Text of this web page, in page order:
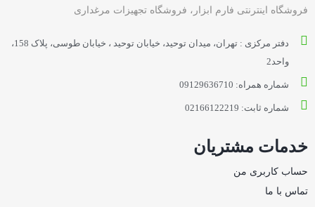
فروشگاه اینترنتی فارم ابزار، فروشگاه تجهیزات مرغداری
دفتر مرکزی : تهران، میدان توحید، خیابان توحید ، خیابان طوسی، پلاک 158،
واحد2
شماره همراه: 09129636710
شماره ثابت: 02166122219
خدمات مشتریان
حساب کاربری من
تماس با ما